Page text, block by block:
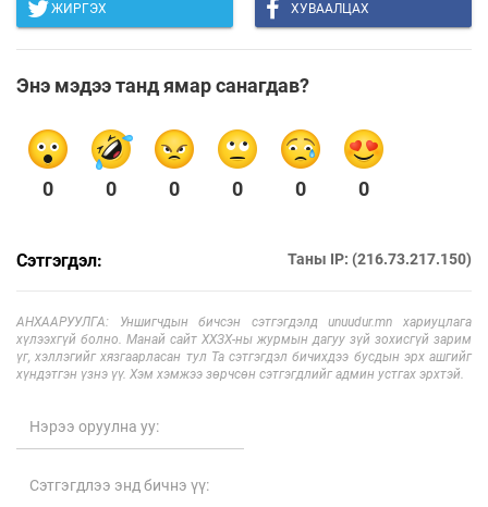
ЖИРГЭХ ХУВААЛЦАХ
Энэ мэдээ танд ямар санагдав?
0 0 0 0 0 0
Сэтгэгдэл: Таны IP: (216.73.217.150)
АНХААРУУЛГА: Уншигчдын бичсэн сэтгэгдэлд unuudur.mn хариуцлага
хүлээхгүй болно. Манай сайт ХХЗХ-ны журмын дагуу зүй зохисгүй зарим
үг, хэллэгийг хязгаарласан тул Та сэтгэгдэл бичихдээ бусдын эрх ашгийг
хүндэтгэн үзнэ үү. Хэм хэмжээ зөрчсөн сэтгэгдлийг админ устгах эрхтэй.